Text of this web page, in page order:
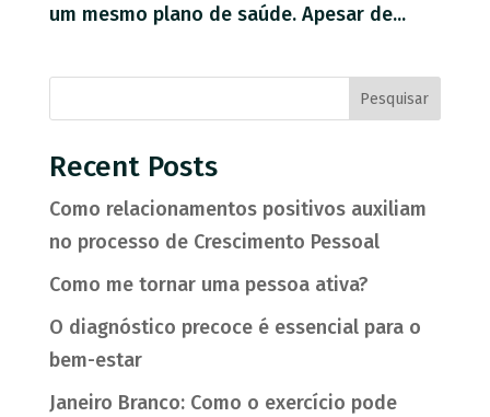
um mesmo plano de saúde. Apesar de...
Pesquisar
Recent Posts
Como relacionamentos positivos auxiliam
no processo de Crescimento Pessoal
Como me tornar uma pessoa ativa?
O diagnóstico precoce é essencial para o
bem-estar
Janeiro Branco: Como o exercício pode